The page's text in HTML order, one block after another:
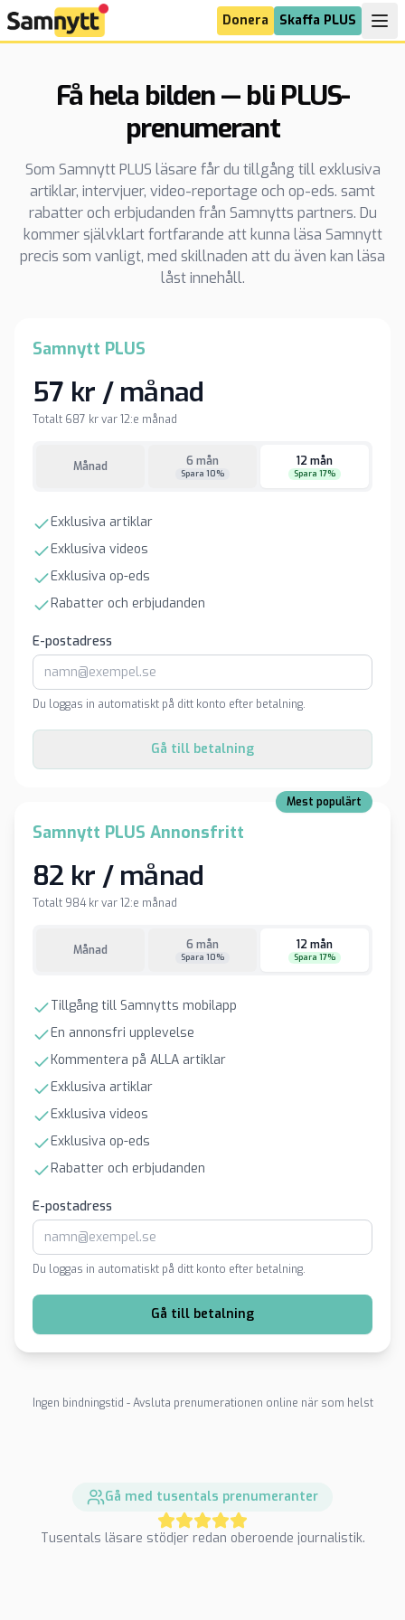
Donera Skaffa PLUS
Få hela bilden — bli PLUS-
prenumerant
Som Samnytt PLUS läsare får du tillgång till exklusiva
artiklar, intervjuer, video-reportage och op-eds. samt
rabatter och erbjudanden från Samnytts partners. Du
kommer självklart fortfarande att kunna läsa Samnytt
precis som vanligt, med skillnaden att du även kan läsa
låst innehåll.
Samnytt PLUS
57 kr / månad
Totalt 687 kr var 12:e månad
Månad 6 mån
Spara 10%
12 mån
Spara 17%
Exklusiva artiklar
Exklusiva videos
Exklusiva op-eds
Rabatter och erbjudanden
E-postadress
Du loggas in automatiskt på ditt konto efter betalning.
Gå till betalning
Mest populärt
Samnytt PLUS Annonsfritt
82 kr / månad
Totalt 984 kr var 12:e månad
Månad 6 mån
Spara 10%
12 mån
Spara 17%
Tillgång till Samnytts mobilapp
En annonsfri upplevelse
Kommentera på ALLA artiklar
Exklusiva artiklar
Exklusiva videos
Exklusiva op-eds
Rabatter och erbjudanden
E-postadress
Du loggas in automatiskt på ditt konto efter betalning.
Gå till betalning
Ingen bindningstid - Avsluta prenumerationen online när som helst
Gå med tusentals prenumeranter
Tusentals läsare stödjer redan oberoende journalistik.